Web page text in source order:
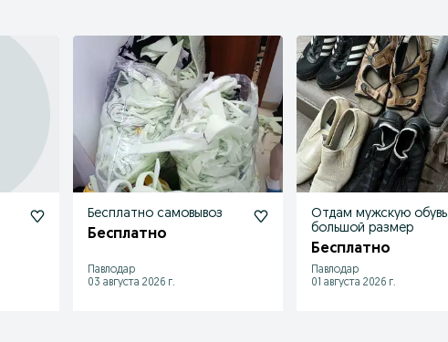
Бесплатно самовывоз
Бесплатно
Павлодар
03 августа 2026 г.
Отдам мужскую обувь
большой размер
Бесплатно
Павлодар
01 августа 2026 г.